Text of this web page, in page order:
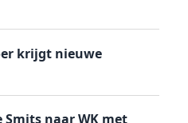
krijgt nieuwe
Smits naar WK met